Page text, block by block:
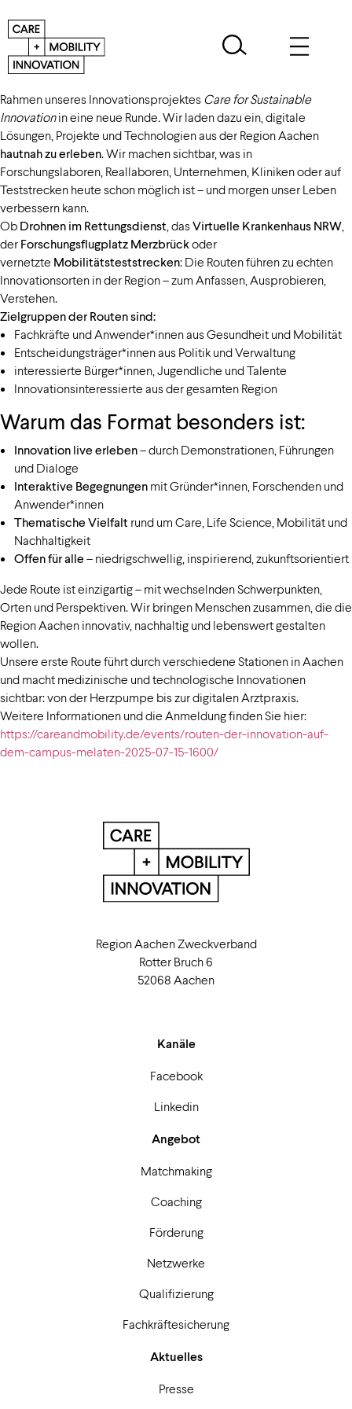
Rahmen unseres Innovationsprojektes Care for Sustainable
Innovationin eine neue Runde.Wir laden dazu ein, digitale
Lösungen, Projekte und Technologien aus der Region Aachen
hautnah zu erleben. Wir machen sichtbar, was in
Forschungslaboren, Reallaboren, Unternehmen, Kliniken oder auf
Teststrecken heute schon möglich ist – und morgen unser Leben
verbessern kann.
Ob Drohnen im Rettungsdienst , dasVirtuelle Krankenhaus NRW
der Forschungsflugplatz Merzbrück oder
vernetzte Mobilitätsteststrecken: Die Routen führen zu echten
Innovationsorten in der Region – zum Anfassen, Ausprobieren,
Verstehen.
Zielgruppen der Routen sind:
Fachkräfte und Anwender*innen aus Gesundheit und Mobilität
Entscheidungsträger*innen aus Politik und Verwaltung
interessierte Bürger*innen, Jugendliche und Talente
Innovationsinteressierte aus der gesamten Region
Warum das Format besonders ist:
Innovation live erleben– durch Demonstrationen, Führungen
und Dialoge
Interaktive Begegnungen mit Gründer*innen, Forschenden und
Anwender*innen
Thematische Vielfalt rund um Care, Life Science, Mobilität und
Nachhaltigkeit
Offen für alle – niedrigschwellig, inspirierend, zukunftsorientiert
Jede Route ist einzigartig – mit wechselnden Schwerpunkten,
Orten und Perspektiven. Wir bringen Menschen zusammen, die die
Region Aachen innovativ, nachhaltig und lebenswert gestalten
wollen.
Unsere erste Route führt durch verschiedene Stationen in Aachen
und macht medizinische und technologische Innovationen
sichtbar: von der Herzpumpe bis zur digitalen Arztpraxis.
Weitere Informationen und die Anmeldung finden Sie hier:
https://careandmobility.de/events/routen-der-innovation-auf-
dem-campus-melaten-2025-07-15-1600/
Region Aachen Zweckverband
Rotter Bruch 6
52068 Aachen
Kanäle
Facebook
Linkedin
Angebot
Matchmaking
Coaching
Förderung
Netzwerke
Qualifizierung
Fachkräftesicherung
Aktuelles
Presse